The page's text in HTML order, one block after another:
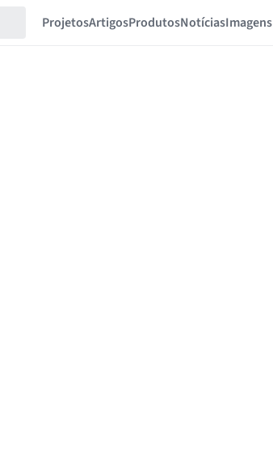
ProjetosArtigosProdutosNotíciasImagens